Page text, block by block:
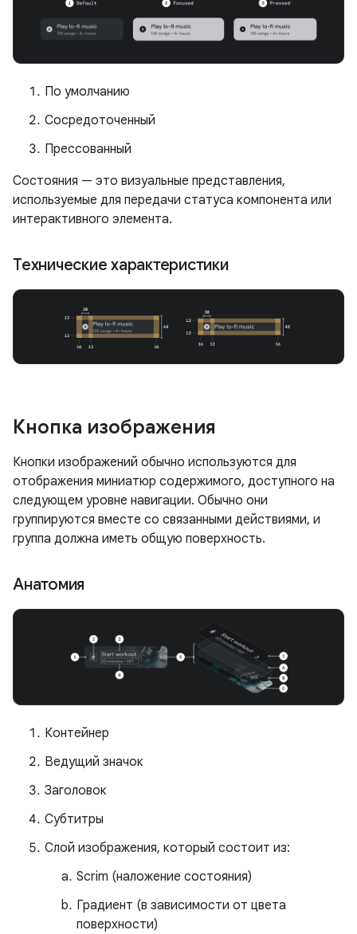
По умолчанию
Сосредоточенный
Прессованный
Состояния — это визуальные представления,
используемые для передачи статуса компонента или
интерактивного элемента.
Технические характеристики
Кнопка изображения
Кнопки изображений обычно используются для
отображения миниатюр содержимого, доступного на
следующем уровне навигации. Обычно они
группируются вместе со связанными действиями, и
группа должна иметь общую поверхность.
Анатомия
Контейнер
Ведущий значок
Заголовок
Субтитры
Слой изображения, который состоит из:
Scrim (наложение состояния)
Градиент (в зависимости от цвета
поверхности)